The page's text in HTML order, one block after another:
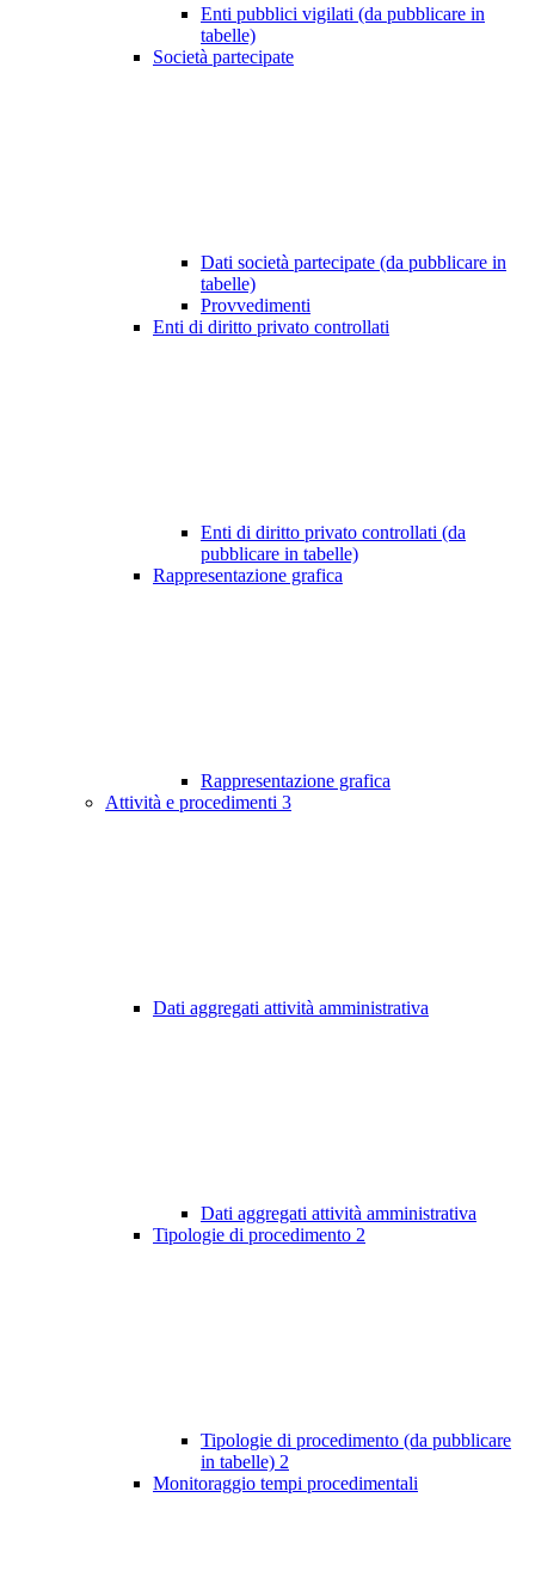
Enti pubblici vigilati (da pubblicare in
tabelle)
Società partecipate
Dati società partecipate (da pubblicare in
tabelle)
Provvedimenti
Enti di diritto privato controllati
Enti di diritto privato controllati (da
pubblicare in tabelle)
Rappresentazione grafica
Rappresentazione grafica
Attività e procedimenti 3
Dati aggregati attività amministrativa
Dati aggregati attività amministrativa
Tipologie di procedimento 2
Tipologie di procedimento (da pubblicare
in tabelle) 2
Monitoraggio tempi procedimentali